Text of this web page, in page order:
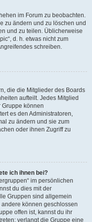
im Forum zu beobachten.
zu ändern und zu löschen und
und zu teilen. Üblicherweise
d. h. etwas nicht zum
schreiben.
die die Mitglieder des Boards
aufteilt. Jedes Mitglied
können
es den Administratoren,
zu ändern und sie zum
oder ihnen Zugriff zu
ich ihnen bei?
im persönlichen
du dies mit der
Gruppen sind allgemein
können geschlossen
offen ist, kannst du ihr
verlangt die Gruppe eine